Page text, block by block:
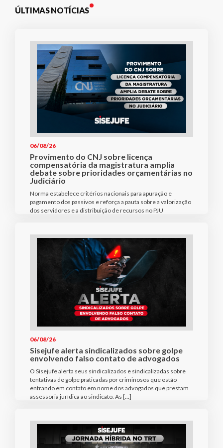
ÚLTIMAS NOTÍCIAS
06/08/26
Provimento do CNJ sobre licença
compensatória da magistratura amplia
debate sobre prioridades orçamentárias no
Judiciário
Norma estabelece critérios nacionais para apuração e
pagamento dos passivos e reforça a pauta sobre a valorização
dos servidores e a distribuição de recursos no PJU
06/08/26
Sisejufe alerta sindicalizados sobre golpe
envolvendo falso contato de advogados
O Sisejufe alerta seus sindicalizados e sindicalizadas sobre
tentativas de golpe praticadas por criminosos que estão
entrando em contato em nome dos advogados que prestam
assessoria jurídica ao sindicato. As […]